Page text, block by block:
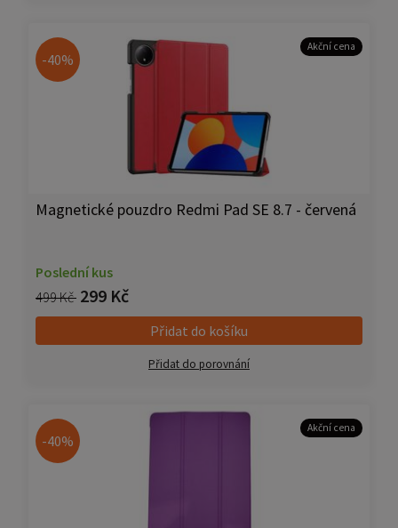
-40%
Akční cena
Magnetické pouzdro Redmi Pad SE 8.7 - červená
Poslední kus
499 Kč 299 Kč
Přidat do košíku
Přidat do porovnání
-40%
Akční cena